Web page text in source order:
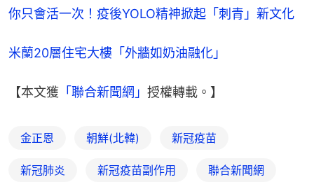
你只會活一次！疫後YOLO精神掀起「刺青」新文化
米蘭20層住宅大樓「外牆如奶油融化」
【本文獲 「聯合新聞網」 授權轉載。】
金正恩 朝鮮(北韓) 新冠疫苗
新冠肺炎 新冠疫苗副作用 聯合新聞網